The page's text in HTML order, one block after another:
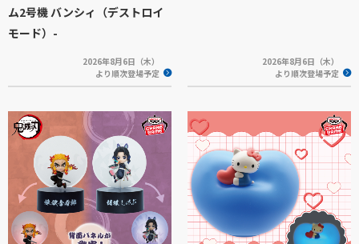
ム2号機 バンシィ（デストロイ
モード）-
2026年8月6日（木）
より順次登場予定
2026年8月6日（木）
より順次登場予定